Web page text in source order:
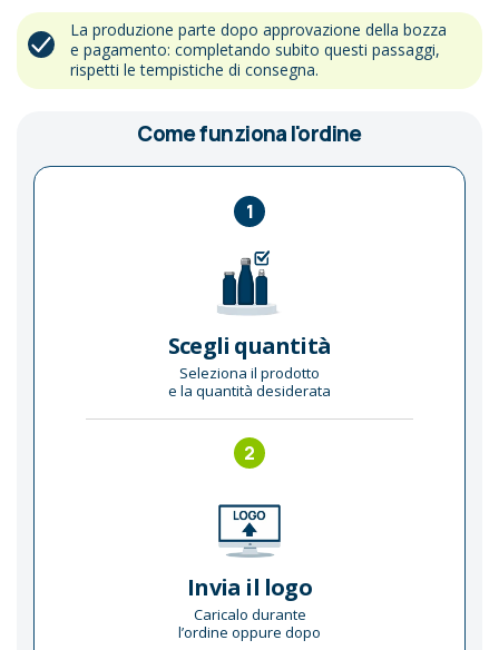
La produzione parte dopo approvazione della bozza
e pagamento: completando subito questi passaggi,
rispetti le tempistiche di consegna.
Come funziona l'ordine
1
Scegli quantità
Seleziona il prodotto
e la quantità desiderata
2
Invia il logo
Caricalo durante
l’ordine oppure dopo